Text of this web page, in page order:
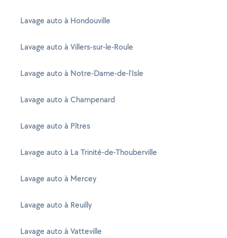
Lavage auto à Hondouville
Lavage auto à Villers-sur-le-Roule
Lavage auto à Notre-Dame-de-l'Isle
Lavage auto à Champenard
Lavage auto à Pîtres
Lavage auto à La Trinité-de-Thouberville
Lavage auto à Mercey
Lavage auto à Reuilly
Lavage auto à Vatteville